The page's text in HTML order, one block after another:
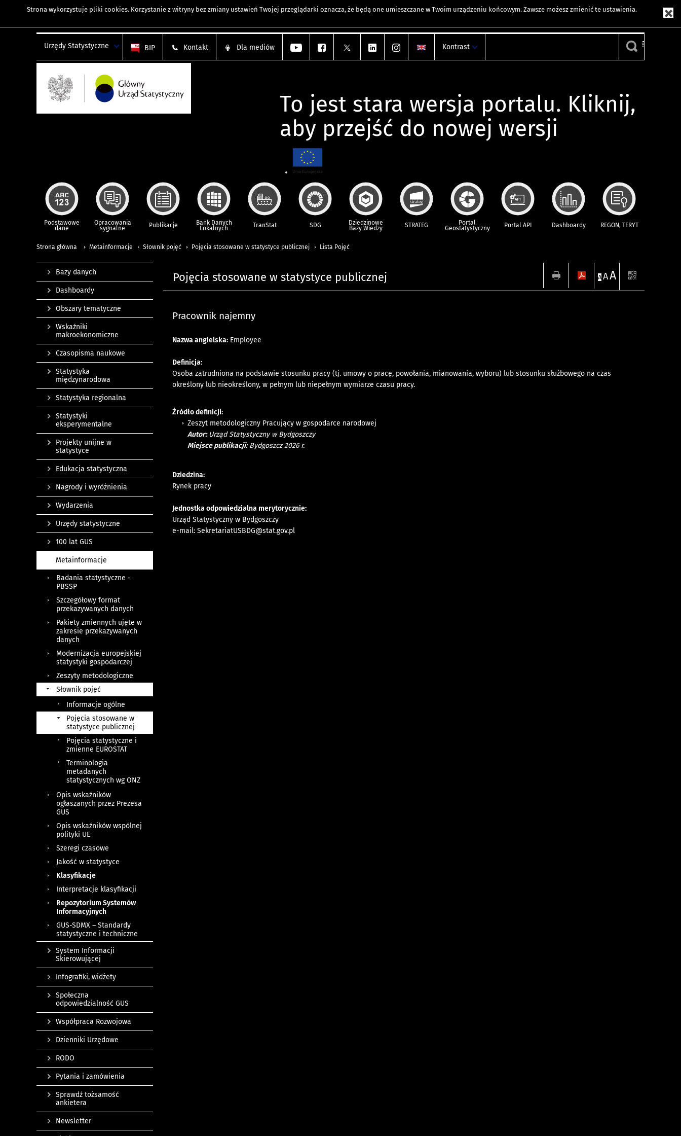
Strona wykorzystuje pliki cookies. Korzystanie z witryny bez zmiany ustawień Twojej przeglądarki oznacza, że będą one umieszczane w Twoim urządzeniu końcowym. Zawsze możesz zmienić te ustawienia.
Urzędy Statystyczne BIP Kontakt Dla mediów Kontrast
To jest stara wersja portalu. Kliknij,
aby przejść do nowej wersji
Podstawowe
dane
Opracowania
sygnalne Publikacje Bank Danych
Lokalnych TranStat SDG Dziedzinowe
Bazy Wiedzy STRATEG Portal
Geostatystyczny Portal API Dashboardy REGON, TERYT
Strona główna Metainformacje Słownik pojęć Pojęcia stosowane w statystyce publicznej Lista Pojęć
Pojęcia stosowane w statystyce publicznej A AA
Pracownik najemny
Nazwa angielska: Employee
Definicja:
Osoba zatrudniona na podstawie stosunku pracy (tj. umowy o pracę, powołania, mianowania, wyboru) lub stosunku służbowego na czas
określony lub nieokreślony, w pełnym lub niepełnym wymiarze czasu pracy.
Źródło definicji:
Zeszyt metodologiczny Pracujący w gospodarce narodowej
Autor:Urząd Statystyczny w Bydgoszczy
Miejsce publikacji:Bydgoszcz 2026 r.
Dziedzina:
Rynek pracy
Jednostka odpowiedzialna merytorycznie:
Urząd Statystyczny w Bydgoszczy
e-mail:SekretariatUSBDG@stat.gov.pl
Bazy danych
Dashboardy
Obszary tematyczne
Wskaźniki
makroekonomiczne
Czasopisma naukowe
Statystyka
międzynarodowa
Statystyka regionalna
Statystyki
eksperymentalne
Projekty unijne w
statystyce
Edukacja statystyczna
Nagrody i wyróżnienia
Wydarzenia
Urzędy statystyczne
100 lat GUS
Metainformacje
Badania statystyczne -
PBSSP
Szczegółowy format
przekazywanych danych
Pakiety zmiennych ujęte w
zakresie przekazywanych
danych
Modernizacja europejskiej
statystyki gospodarczej
Zeszyty metodologiczne
Słownik pojęć
Informacje ogólne
Pojęcia stosowane w
statystyce publicznej
Pojęcia statystyczne i
zmienne EUROSTAT
Terminologia
metadanych
statystycznych wg ONZ
Opis wskaźników
ogłaszanych przez Prezesa
GUS
Opis wskaźników wspólnej
polityki UE
Szeregi czasowe
Jakość w statystyce
Klasyfikacje
Interpretacje klasyfikacji
Repozytorium Systemów
Informacyjnych
GUS-SDMX – Standardy
statystyczne i techniczne
System Informacji
Skierowującej
Infografiki, widżety
Społeczna
odpowiedzialność GUS
Współpraca Rozwojowa
Dzienniki Urzędowe
RODO
Pytania i zamówienia
Sprawdź tożsamość
ankietera
Newsletter